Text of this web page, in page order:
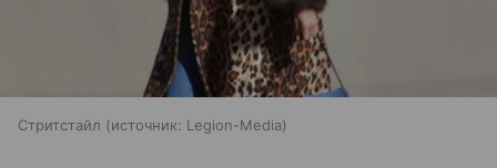
Стритстайл источник: Legion-Media